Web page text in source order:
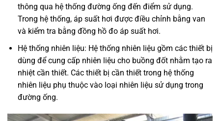
thông qua hệ thống đường ống đến điểm sử dụng.
Trong hệ thống, áp suất hơi được điều chỉnh bằng van
và kiểm tra bằng đồng hồ đo áp suất hơi.
Hệ thống nhiên liệu: Hệ thống nhiên liệu gồm các thiết bị
dùng để cung cấp nhiên liệu cho buồng đốt nhằm tạo ra
nhiệt cần thiết. Các thiết bị cần thiết trong hệ thống
nhiên liệu phụ thuộc vào loại nhiên liệu sử dụng trong
đường ống.